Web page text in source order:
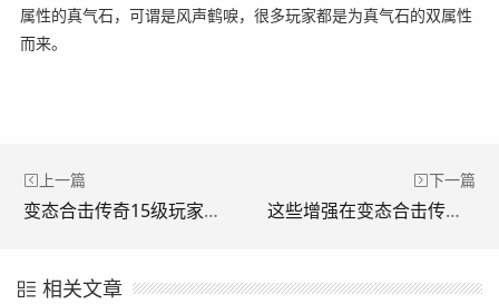
属性的真气石，可谓是风声鹤唳，很多玩家都是为真气石的双属性
而来。
上一篇
变态合击传奇15级玩家可使用武器介绍。(《变形金刚传奇 15级玩家可以使用的武器介绍。)
下一篇
这些增强在变态合击传奇游戏中出现。(这些增强功能出现在游戏《变形传奇中。)
相关文章